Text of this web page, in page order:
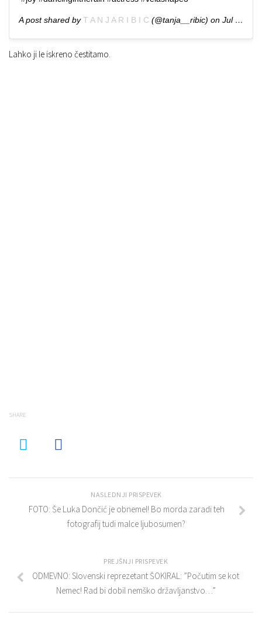
A post shared byT A N J A R I B I C (@tanja__ribic) on Jul 11, 2019 at 11:00am PDT
Lahko ji le iskreno čestitamo.
SHARE
NASLEDNJI PRISPEVEK
FOTO: Še Luka Dončić je obnemel! Bo morda zaradi teh
fotografij tudi malce ljubosumen?
PREJŠNJI PRISPEVEK
ODMEVNO: Slovenski reprezetant ŠOKIRAL: ”Počutim se kot
Nemec! Rad bi dobil nemško državljanstvo…”